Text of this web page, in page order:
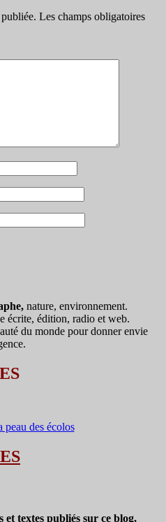
Les champs obligatoires
nature, environnement.
écrite, édition, radio et web.
du monde pour donner envie
textes publiés sur ce blog,